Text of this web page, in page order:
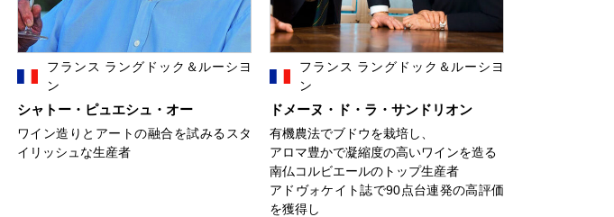
フランス ラングドック＆ルーシヨ
ン
シャトー・ピュエシュ・オー
ワイン造りとアートの融合を試みるスタ
イリッシュな生産者
フランス ラングドック＆ルーシヨ
ン
ドメーヌ・ド・ラ・サンドリオン
有機農法でブドウを栽培し、
アロマ豊かで凝縮度の高いワインを造る
南仏コルビエールのトップ生産者
アドヴォケイト誌で90点台連発の高評価
を獲得し